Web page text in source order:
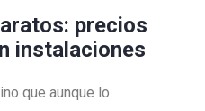
precios
instalaciones
que aunque lo